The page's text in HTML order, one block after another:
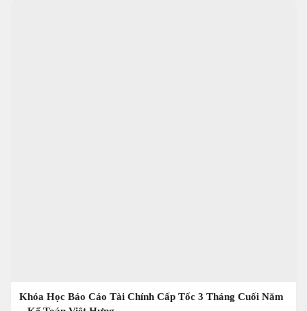
Khóa Học Báo Cáo Tài Chính Cấp Tốc 3 Tháng Cuối Năm